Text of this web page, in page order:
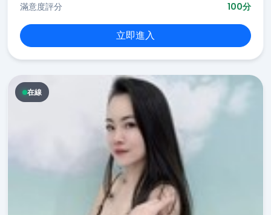
滿意度評分
100分
立即進入
在線